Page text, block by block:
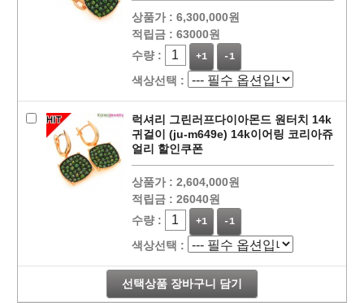
상품가 : 6,300,000원
적립금 : 63000원
수량 :
+1 -1
색상선택 :
럭셔리 그린러프다이아몬드 원터치 14k
귀걸이 (ju-m649e) 14k이어링 코리아쥬
얼리 할인쿠폰
상품가 : 2,604,000원
적립금 : 26040원
수량 :
+1 -1
색상선택 :
선택상품 장바구니 담기